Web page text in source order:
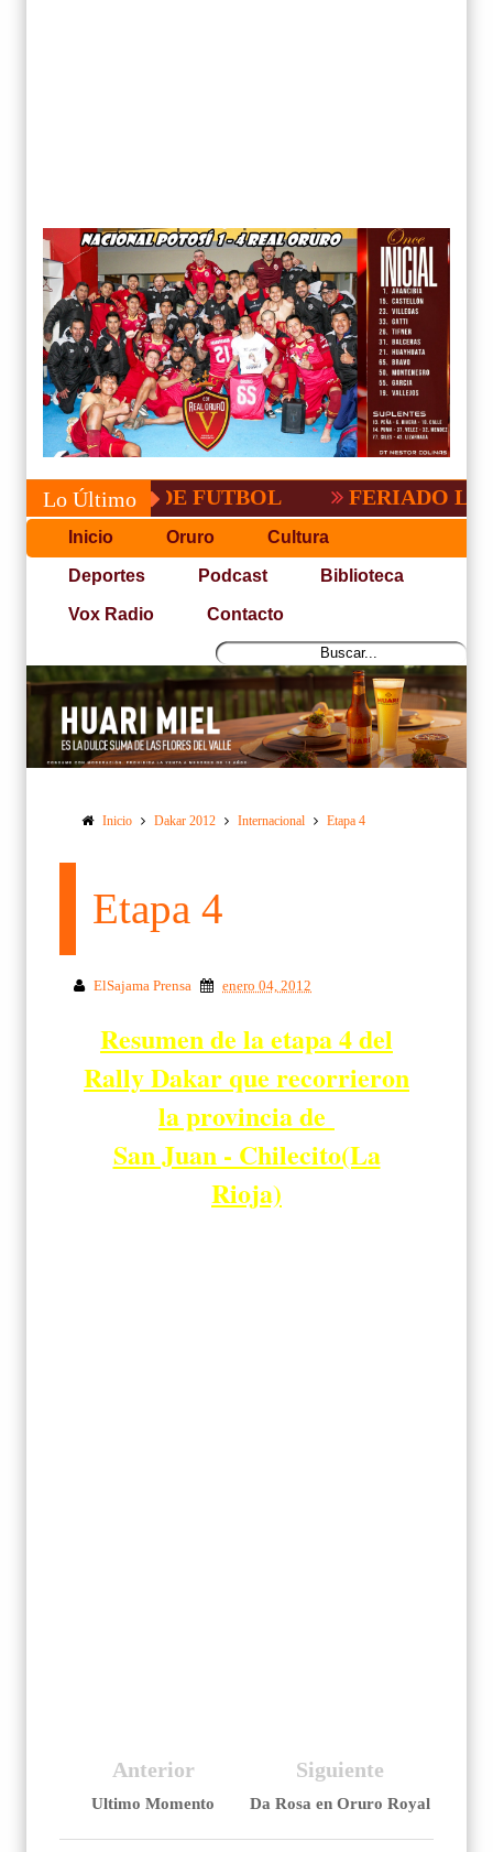
Lo ÚltimoDE FUTBOL FERIADO LARGO
Inicio Oruro Cultura
Deportes Podcast Biblioteca
Vox Radio Contacto
Inicio Dakar 2012 Internacional Etapa 4
Etapa 4
ElSajama Prensa enero 04, 2012
Resumen de la etapa 4 del
Rally Dakar que recorrieron
la provincia de
San Juan - Chilecito(La
Rioja)
Siguiente
Da Rosa en Oruro Royal
Anterior
Ultimo Momento